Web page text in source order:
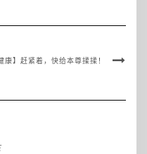
康】赶紧着，快给本尊揉揉！